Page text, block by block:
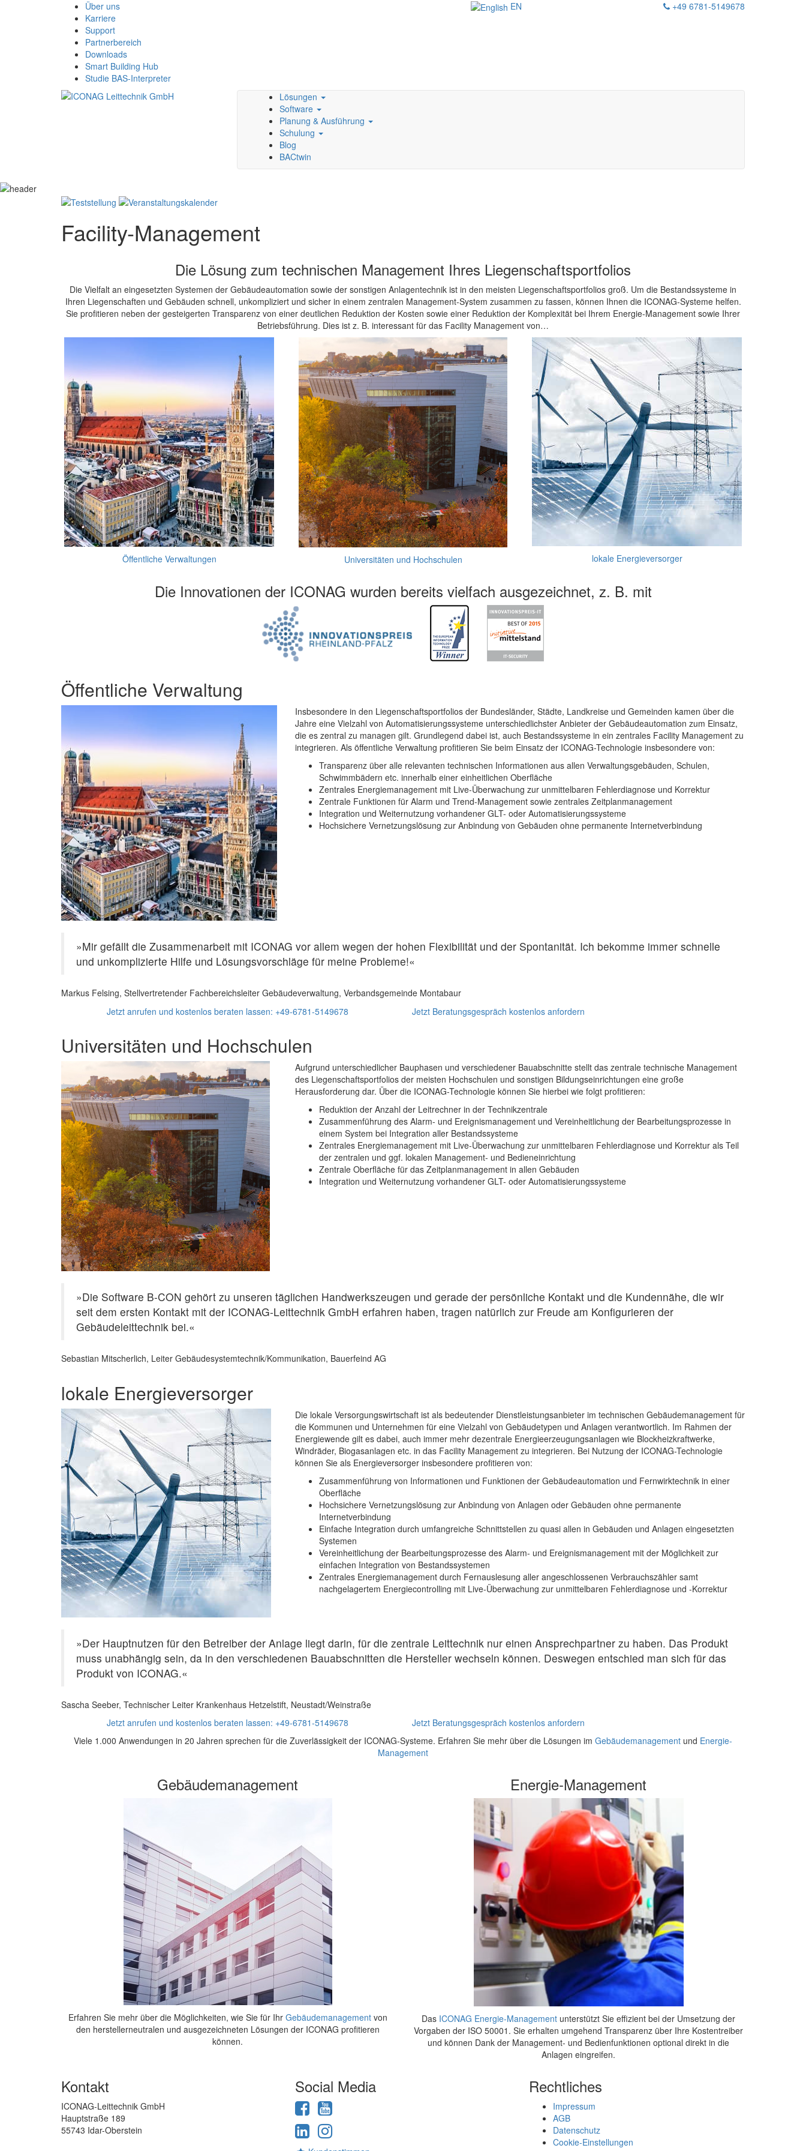
Über uns
Karriere
Support
Partnerbereich
Downloads
Smart Building Hub
Studie BAS-Interpreter
EN +49 6781-5149678
Lösungen
Software
Planung & Ausführung
Schulung
Blog
BACtwin
Facility-Management
Die Lösung zum technischen Management Ihres Liegenschaftsportfolios
Die Vielfalt an eingesetzten Systemen der Gebäudeautomation sowie der sonstigen Anlagentechnik ist in den meisten Liegenschaftsportfolios groß. Um die Bestandssysteme in
Ihren Liegenschaften und Gebäuden schnell, unkompliziert und sicher in einem zentralen Management-System zusammen zu fassen, können Ihnen die ICONAG-Systeme helfen.
Sie profitieren neben der gesteigerten Transparenz von einer deutlichen Reduktion der Kosten sowie einer Reduktion der Komplexität bei Ihrem Energie-Management sowie Ihrer
Betriebsführung. Dies ist z. B. interessant für das Facility Management von…
Öffentliche Verwaltungen Universitäten und Hochschulen lokale Energieversorger
Die Innovationen der ICONAG wurden bereits vielfach ausgezeichnet, z. B. mit
Öffentliche Verwaltung
Insbesondere in den Liegenschaftsportfolios der Bundesländer, Städte, Landkreise und Gemeinden kamen über die
Jahre eine Vielzahl von Automatisierungssysteme unterschiedlichster Anbieter der Gebäudeautomation zum Einsatz,
die es zentral zu managen gilt. Grundlegend dabei ist, auch Bestandssysteme in ein zentrales Facility Management zu
integrieren. Als öffentliche Verwaltung profitieren Sie beim Einsatz der ICONAG-Technologie insbesondere von:
Transparenz über alle relevanten technischen Informationen aus allen Verwaltungsgebäuden, Schulen,
Schwimmbädern etc. innerhalb einer einheitlichen Oberfläche
Zentrales Energiemanagement mit Live-Überwachung zur unmittelbaren Fehlerdiagnose und Korrektur
Zentrale Funktionen für Alarm und Trend-Management sowie zentrales Zeitplanmanagement
Integration und Weiternutzung vorhandener GLT- oder Automatisierungssysteme
Hochsichere Vernetzungslösung zur Anbindung von Gebäuden ohne permanente Internetverbindung
»Mir gefällt die Zusammenarbeit mit ICONAG vor allem wegen der hohen Flexibilität und der Spontanität. Ich bekomme immer schnelle
und unkomplizierte Hilfe und Lösungsvorschläge für meine Probleme!«
Markus Felsing, Stellvertretender Fachbereichsleiter Gebäudeverwaltung, Verbandsgemeinde Montabaur
Jetzt anrufen und kostenlos beraten lassen: +49-6781-5149678
Jetzt Beratungsgespräch kostenlos anfordern
Universitäten und Hochschulen
Aufgrund unterschiedlicher Bauphasen und verschiedener Bauabschnitte stellt das zentrale technische Management
des Liegenschaftsportfolios der meisten Hochschulen und sonstigen Bildungseinrichtungen eine große
Herausforderung dar. Über die ICONAG-Technologie können Sie hierbei wie folgt profitieren:
Reduktion der Anzahl der Leitrechner in der Technikzentrale
Zusammenführung des Alarm- und Ereignismanagement und Vereinheitlichung der Bearbeitungsprozesse in
einem System bei Integration aller Bestandssysteme
Zentrales Energiemanagement mit Live-Überwachung zur unmittelbaren Fehlerdiagnose und Korrektur als Teil
der zentralen und ggf. lokalen Management- und Bedieneinrichtung
Zentrale Oberfläche für das Zeitplanmanagement in allen Gebäuden
Integration und Weiternutzung vorhandener GLT- oder Automatisierungssysteme
»Die Software B-CON gehört zu unseren täglichen Handwerkszeugen und gerade der persönliche Kontakt und die Kundennähe, die wir
seit dem ersten Kontakt mit der ICONAG-Leittechnik GmbH erfahren haben, tragen natürlich zur Freude am Konfigurieren der
Gebäudeleittechnik bei.«
Sebastian Mitscherlich, Leiter Gebäudesystemtechnik/Kommunikation, Bauerfeind AG
lokale Energieversorger
Die lokale Versorgungswirtschaft ist als bedeutender Dienstleistungsanbieter im technischen Gebäudemanagement für
die Kommunen und Unternehmen für eine Vielzahl von Gebäudetypen und Anlagen verantwortlich. Im Rahmen der
Energiewende gilt es dabei, auch immer mehr dezentrale Energieerzeugungsanlagen wie Blockheizkraftwerke,
Windräder, Biogasanlagen etc. in das Facility Management zu integrieren. Bei Nutzung der ICONAG-Technologie
können Sie als Energieversorger insbesondere profitieren von:
Zusammenführung von Informationen und Funktionen der Gebäudeautomation und Fernwirktechnik in einer
Oberfläche
Hochsichere Vernetzungslösung zur Anbindung von Anlagen oder Gebäuden ohne permanente
Internetverbindung
Einfache Integration durch umfangreiche Schnittstellen zu quasi allen in Gebäuden und Anlagen eingesetzten
Systemen
Vereinheitlichung der Bearbeitungsprozesse des Alarm- und Ereignismanagement mit der Möglichkeit zur
einfachen Integration von Bestandssystemen
Zentrales Energiemanagement durch Fernauslesung aller angeschlossenen Verbrauchszähler samt
nachgelagertem Energiecontrolling mit Live-Überwachung zur unmittelbaren Fehlerdiagnose und -Korrektur
»Der Hauptnutzen für den Betreiber der Anlage liegt darin, für die zentrale Leittechnik nur einen Ansprechpartner zu haben. Das Produkt
muss unabhängig sein, da in den verschiedenen Bauabschnitten die Hersteller wechseln können. Deswegen entschied man sich für das
Produkt von ICONAG.«
Sascha Seeber, Technischer Leiter Krankenhaus Hetzelstift, Neustadt/Weinstraße
Jetzt anrufen und kostenlos beraten lassen: +49-6781-5149678
Jetzt Beratungsgespräch kostenlos anfordern
Viele 1.000 Anwendungen in 20 Jahren sprechen für die Zuverlässigkeit der ICONAG-Systeme. Erfahren Sie mehr über die Lösungen im Gebäudemanagement und Energie-
Management
Gebäudemanagement
Erfahren Sie mehr über die Möglichkeiten, wie Sie für Ihr Gebäudemanagementvon
den herstellerneutralen und ausgezeichneten Lösungen der ICONAG profitieren
können.
Energie-Management
Das ICONAG Energie-Management unterstützt Sie effizient bei der Umsetzung der
Vorgaben der ISO 50001. Sie erhalten umgehend Transparenz über Ihre Kostentreiber
und können Dank der Management- und Bedienfunktionen optional direkt in die
Anlagen eingreifen.
by
ModuleStudio
1.3.2
Kontakt
ICONAG-Leittechnik GmbH
Hauptstraße 189
55743 Idar-Oberstein
Social Media
FacebookYouTube
LinkedInInstagram
Rechtliches
Impressum
AGB
Datenschutz
Cookie-Einstellungen